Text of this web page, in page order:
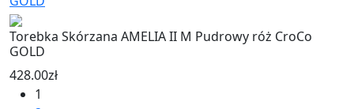
Torebka Skórzana AMELIA II M Pudrowy róż CroCo
GOLD
428.00zł
1